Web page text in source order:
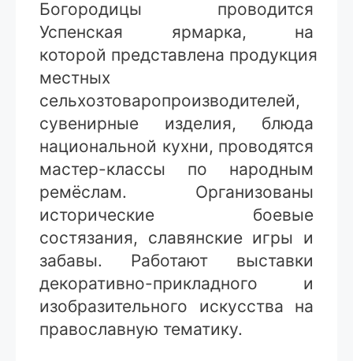
Богородицы проводится
Успенская ярмарка, на
которой представлена продукция
местных
сельхозтоваропроизводителей,
сувенирные изделия, блюда
национальной кухни, проводятся
мастер-классы по народным
ремёслам. Организованы
исторические боевые
состязания, славянские игры и
забавы. Работают выставки
декоративно-прикладного и
изобразительного искусства на
православную тематику.